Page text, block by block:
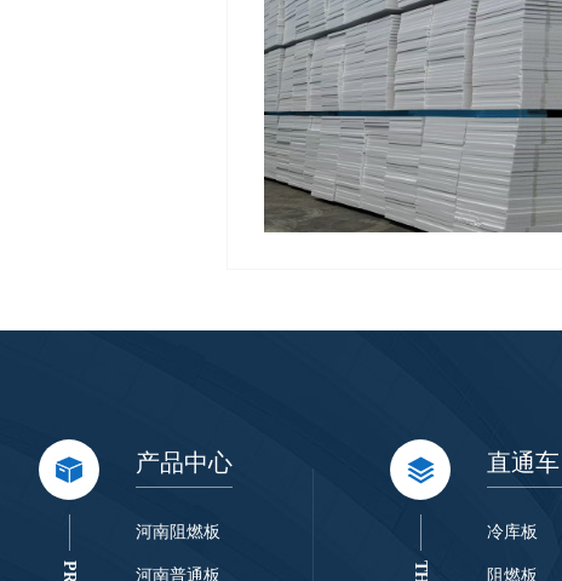
产品中心
河南阻燃板
河南普通板
直通车
冷库板
阻燃板